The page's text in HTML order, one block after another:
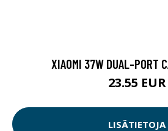
XIAOMI 37W DUAL-PORT
23.55 EUR
LISÄTIETOJA